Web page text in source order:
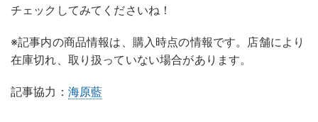
チェックしてみてくださいね！
※記事内の商品情報は、購入時点の情報です。店舗により
在庫切れ、取り扱っていない場合があります。
記事協力： 海原藍